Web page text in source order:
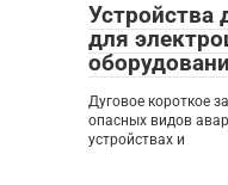
Устройства
для
Дуговое короткое
опасных видов
устройствах и